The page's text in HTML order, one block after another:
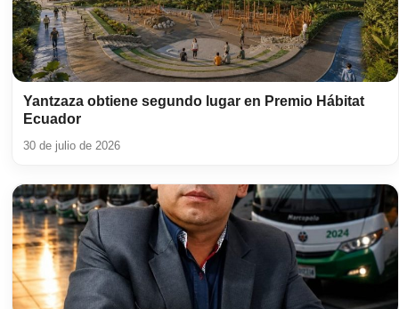
Yantzaza obtiene segundo lugar en Premio Hábitat
Ecuador
30 de julio de 2026